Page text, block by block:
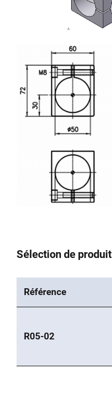
Sélection de produit
Référence
R05-02